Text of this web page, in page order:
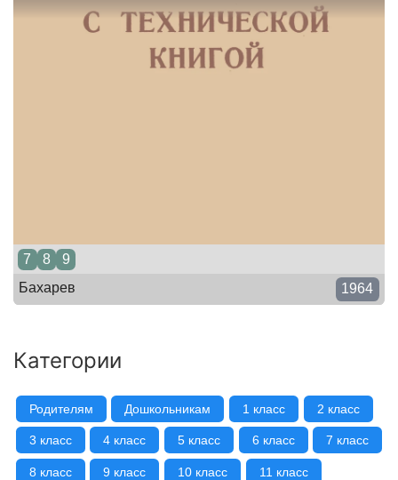
7 8
9
Бахарев
1964
Категории
Родителям Дошкольникам 1 класс 2 класс
3 класс 4 класс 5 класс 6 класс 7 класс
8 класс 9 класс 10 класс 11 класс